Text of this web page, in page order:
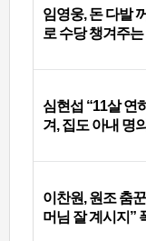
임영웅, 돈 다발
로 수당 챙겨주는
심현섭 “11살 연
겨, 집도 아내 명
이찬원, 원조 춤
머님 잘 계시지”